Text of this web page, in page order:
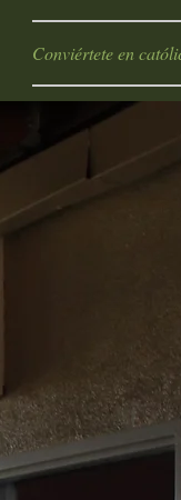
Conviértete en